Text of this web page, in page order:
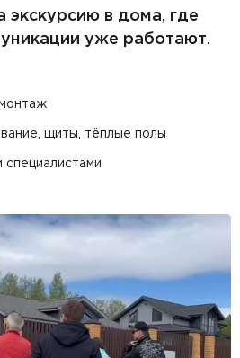
экскурсию в дома, где
уже работают.
щиты, тёплые полы
специалистами